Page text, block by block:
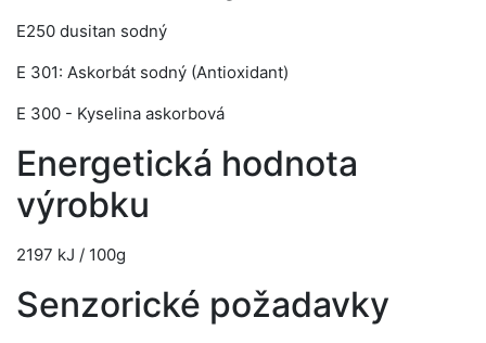
E250 dusitan sodný
E 301: Askorbát sodný (Antioxidant)
E 300 - Kyselina askorbová
Energetická hodnota
výrobku
2197 kJ / 100g
Senzorické požadavky